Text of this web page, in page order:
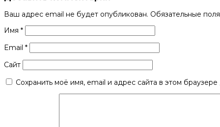
Ваш адрес email не будет опубликован. Обязательные
Имя *
Email *
Сайт
Сохранить моё имя, email и адрес сайта в этом